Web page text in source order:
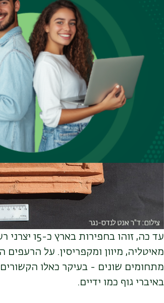
במאה
אחד הוקם בירושלים, שניים במושבה
עד כה,
מאיטליה, מיוון ומקפריסין. על הרעפים
מתחומים שונים - בעיקר כאלו
באיברי גוף כמו ידיים.